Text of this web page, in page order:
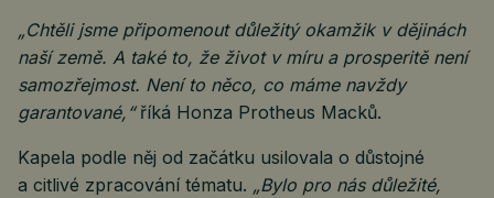
„Chtěli jsme připomenout důležitý okamžik v dějinách
naší země. A také to, že život v míru a prosperitě není
samozřejmost. Není to něco, co máme navždy
garantované,“říká Honza Protheus Macků.
Kapela podle něj od začátku usilovala o důstojné
a citlivé zpracování tématu. „Bylo pro nás důležité,